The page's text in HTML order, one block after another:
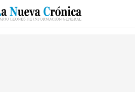
ESPECIALES DEPORTES